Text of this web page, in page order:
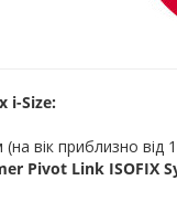
i-Size:
вік приблизно від
Pivot Link ISOFIX